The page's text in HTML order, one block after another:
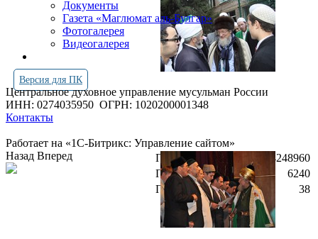
Документы
Газета «Маглюмат аль-Булгар»
Фотогалерея
Видеогалерея
Версия для ПК
Центральное духовное управление мусульман России
ИНН: 0274035950 ОГРН: 1020200001348
Контакты
Работает на «1С-Битрикс: Управление сайтом»
Просмотров всего:
4248960
Посетителей сегодня:
6240
Посетителей в онлайн:
38
Назад Вперед